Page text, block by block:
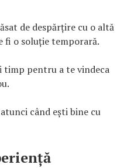
de despărțire cu o altă
fi o soluție temporară.
pentru a te vindeca
când ești bine cu